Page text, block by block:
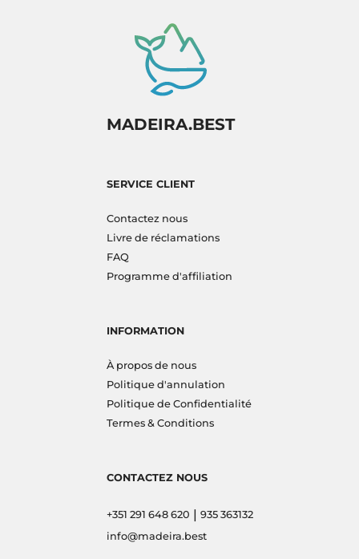
MADEIRA.BEST
SERVICE CLIENT
Contactez nous
Livre de réclamations
FAQ
Programme d'affiliation
INFORMATION
À propos de nous
Politique d'annulation
Politique de Confidentialité
Termes & Conditions
CONTACTEZ NOUS
+351 291 648 620 | 935 363132
info@madeira.best